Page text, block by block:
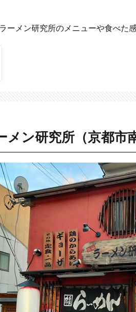
ーメン研究所のメニューや食べた
メン研究所（京都市